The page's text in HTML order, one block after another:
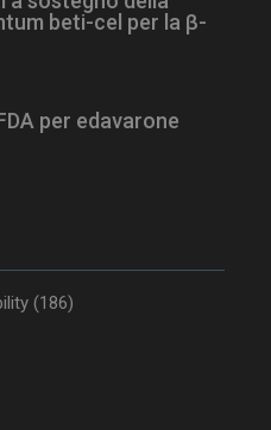
beti-cel per la β-
per edavarone
(186)